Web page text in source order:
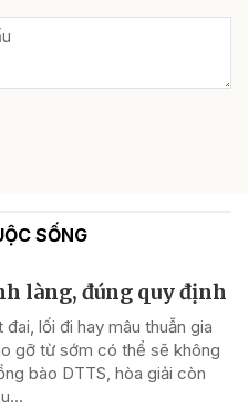
SỐNG
làng, đúng quy định
lối đi hay mâu thuẫn gia
gỡ từ sớm có thể sẽ không
bào DTTS, hòa giải còn